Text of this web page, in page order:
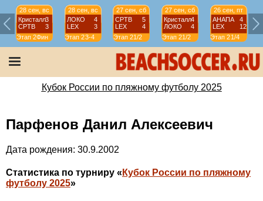
28 сен, вс
Кристалл3
СРТВ
3
Этап 2Фин
28 сен, вс
ЛОКО
4
LEX
3
Этап 23-4
27 сен, сб
СРТВ
5
LEX
4
Этап 21/2
27 сен, сб
Кристалл4
ЛОКО
4
Этап 21/2
26 сен, пт
АНАПА
4
LEX
12
Этап 21/4
Кубок России по пляжному футболу 2025
Парфенов Данил Алексеевич
Дата рождения: 30.9.2002
Статистика по турниру « Кубок России по пляжному
футболу 2025»